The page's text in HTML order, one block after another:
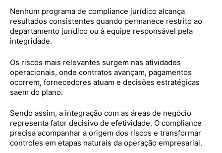
Nenhum programa de compliance jurídico alcança
resultados consistentes quando permanece restrito ao
departamento jurídico ou à equipe responsável pela
integridade.
Os riscos mais relevantes surgem nas atividades
operacionais, onde contratos avançam, pagamentos
ocorrem, fornecedores atuam e decisões estratégicas
saem do plano.
Sendo assim, a integração com as áreas de negócio
representa fator decisivo de efetividade. O compliance
precisa acompanhar a origem dos riscos e transformar
controles em etapas naturais da operação empresarial.